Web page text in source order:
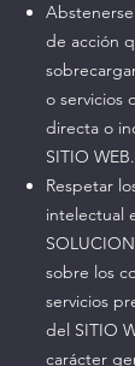
de acción
o servicios
directa o
SITIO WEB.
Respetar
intelectual
sobre los
servicios
del SITIO
carácter